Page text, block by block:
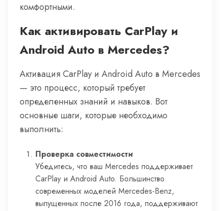
комфортными.
Как активировать CarPlay и
Android Auto в Mercedes?
Активация CarPlay и Android Auto в Mercedes
— это процесс, который требует
определенных знаний и навыков. Вот
основные шаги, которые необходимо
выполнить:
Проверка совместимости
Убедитесь, что ваш Mercedes поддерживает
CarPlay и Android Auto. Большинство
современных моделей Mercedes-Benz,
выпущенных после 2016 года, поддерживают